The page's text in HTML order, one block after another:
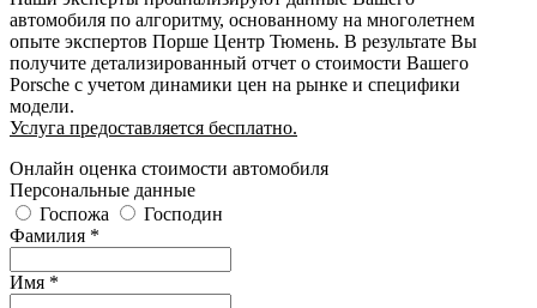
автомобиля по алгоритму, основанному на многолетнем
опыте экспертов Порше Центр Тюмень. В результате Вы
получите детализированный отчет о стоимости Вашего
Porsche с учетом динамики цен на рынке и специфики
модели.
Услуга предоставляется бесплатно.
Онлайн оценка стоимости автомобиля
Персональные данные
Госпожа
Господин
Фамилия *
Имя *